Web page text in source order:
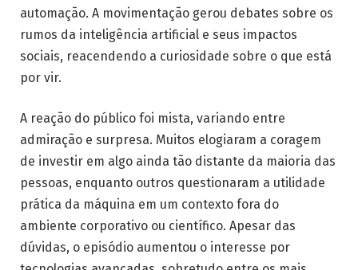
automação. A movimentação gerou debates sobre os
rumos da inteligência artificial e seus impactos
sociais, reacendendo a curiosidade sobre o que está
por vir.
A reação do público foi mista, variando entre
admiração e surpresa. Muitos elogiaram a coragem
de investir em algo ainda tão distante da maioria das
pessoas, enquanto outros questionaram a utilidade
prática da máquina em um contexto fora do
ambiente corporativo ou científico. Apesar das
dúvidas, o episódio aumentou o interesse por